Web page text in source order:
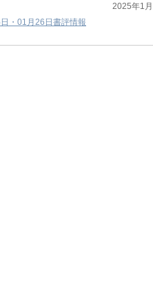
2025年1
・01月26日書評情報